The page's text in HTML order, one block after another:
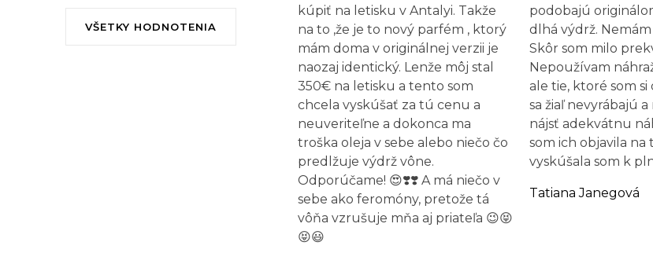
VŠETKY HODNOTENIA
kúpiť na letisku v Antalyi. Takže
na to ,že je to nový parfém , ktorý
mám doma v originálnej verzii je
naozaj identický. Lenže môj stal
350€ na letisku a tento som
chcela vyskúšať za tú cenu a
neuveriteľne a dokonca ma
troška oleja v sebe alebo niečo čo
predlžuje výdrž vône.
Odporúčame! 😍❣️❣️ A má niečo v
sebe ako feromóny, pretože tá
vôňa vzrušuje mňa aj priateľa 😉😝
😝😃
podobajú
dlhá výdrž.
Skôr som milo
Nepoužívam
ale tie, ktoré som
sa žiaľ nevyrábajú
nájsť adekvátnu
som ich objavila na
vyskúšala som k
Tatiana Janegová